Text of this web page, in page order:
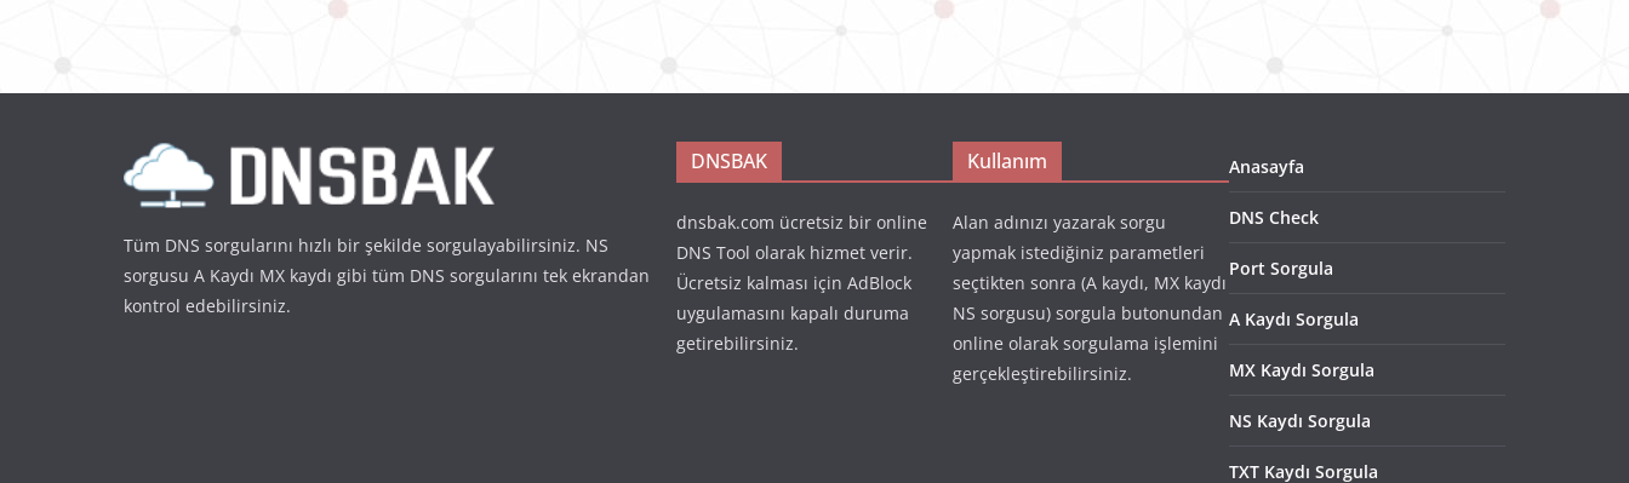
Tüm DNS sorgularını hızlı bir şekilde sorgulayabilirsiniz. NS
sorgusu A Kaydı MX kaydı gibi tüm DNS sorgularını tek ekrandan
kontrol edebilirsiniz.
DNSBAK
dnsbak.com ücretsiz bir online
DNS Tool olarak hizmet verir.
Ücretsiz kalması için AdBlock
uygulamasını kapalı duruma
getirebilirsiniz.
Kullanım
Alan adınızı yazarak sorgu
yapmak istediğiniz parametleri
seçtikten sonra (A kaydı, MX kaydı
NS sorgusu) sorgula butonundan
online olarak sorgulama işlemini
gerçekleştirebilirsiniz.
Anasayfa
DNS Check
Port Sorgula
A Kaydı Sorgula
MX Kaydı Sorgula
NS Kaydı Sorgula
TXT Kaydı Sorgula